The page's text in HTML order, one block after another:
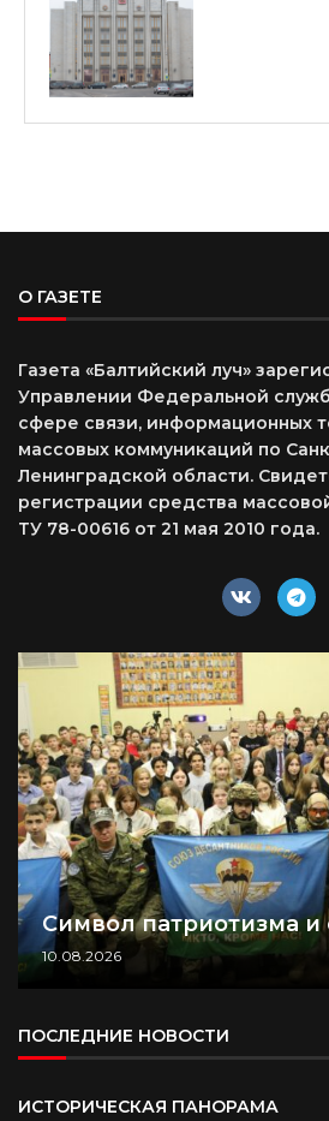
О ГАЗЕТЕ
Газета «Балтийский луч»
Управлении Федеральной
сфере связи, информационных
массовых коммуникаций по
Ленинградской области.
регистрации средства
ТУ 78-00616 от 21 мая 2010 года.
Символ патриотизма
10.08.2026
ПОСЛЕДНИЕ НОВОСТИ
ИСТОРИЧЕСКАЯ ПАНОРАМА